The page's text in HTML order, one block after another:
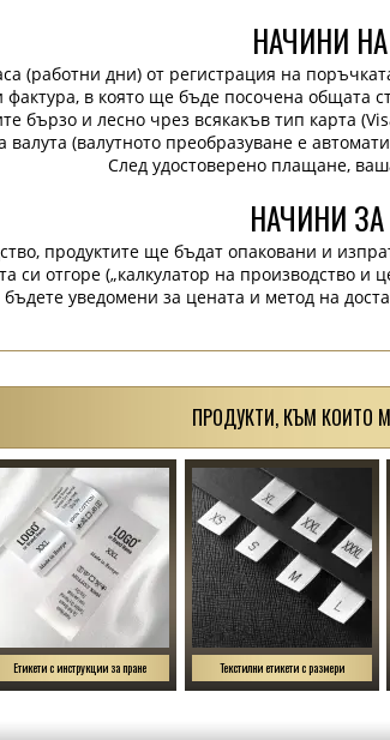
НАЧИНИ
(работни дни) от регистрация на
фактура, в която ще бъде посочена общата
бързо и лесно чрез всякакъв тип карта
валута (валутното преобразуване е
След удостоверено плащане,
НАЧИНИ
продуктите ще бъдат опаковани и
си отгоре („калкулатор на производство
уведомени за цената и метод на
ПРОДУКТИ, КЪМ КОИТО
Етикети с инструкции за пране Текстилни етикети с размери